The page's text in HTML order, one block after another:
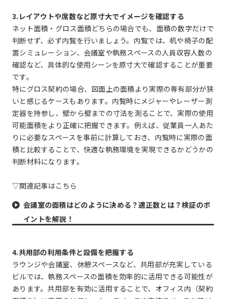
3.レイアウトや席数など原寸大でイメージを確認する
ネット面積・グロス面積どちらの場合でも、面積の数字だけで
判断せず、必ず内覧を行いましょう。内覧では、机や椅子の配
置シミュレーション、会議室や執務スペースの人員収容人数の
確認など、具体的な使用シーンを原寸大で確認することが重要
です。
特にグロス契約の場合、図面上の面積より実際の専有部分が狭
いと感じるケースもあります。内覧時にメジャーやレーザー測
定器を持参し、壁から壁までの寸法を測ることで、実際の使用
可能面積をより正確に把握できます。例えば、従業員一人あた
りに必要なスペースを事前に計算しておき、内覧時に実際の面
積と比較することで、快適な執務環境を実現できるかどうかの
判断材料になります。
▽関連記事はこちら
会議室の面積はどのように決める？適正数とは？検証のポ
イントを解説！
4.共用部の利用条件と設備を把握する
ラウンジや会議室、休憩スペースなど、共用部が充実している
ビルでは、執務スペースの面積を効率的に活用できる可能性が
あります。共用部を有効に活用することで、オフィス内（契約